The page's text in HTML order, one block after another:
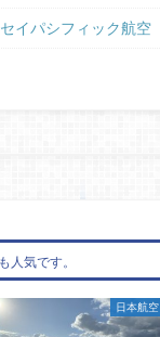
セイパシフィック航
人気です。
日本航空